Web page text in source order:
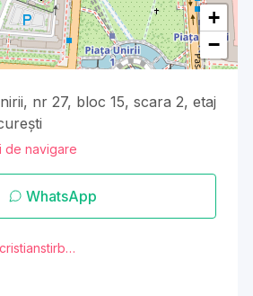
+
−
nr 27, bloc 15, scara 2, etaj
de navigare
WhatsApp
psihoterapeutcristianstirbu.ro